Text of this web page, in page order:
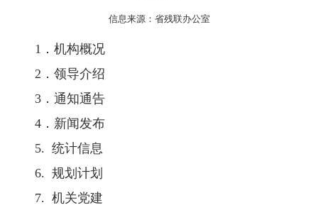
信息来源：省残联办公室
1．机构概况
2．领导介绍
3．通知通告
4．新闻发布
5. 统计信息
6. 规划计划
7. 机关党建